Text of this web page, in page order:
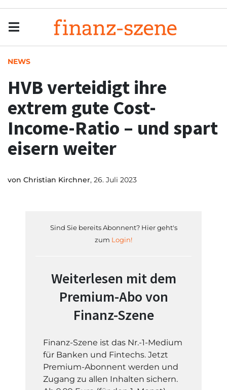
NEWS
HVB verteidigt ihre
extrem gute Cost-
Income-Ratio – und spart
eisern weiter
von Christian Kirchner, 26. Juli 2023
Sind Sie bereits Abonnent? Hier geht's
zum Login!
Weiterlesen mit dem
Premium-Abo von
Finanz-Szene
Finanz-Szene ist das Nr.-1-Medium
für Banken und Fintechs. Jetzt
Premium-Abonnent werden und
Zugang zu allen Inhalten sichern.